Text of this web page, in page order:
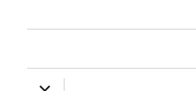
توسيع